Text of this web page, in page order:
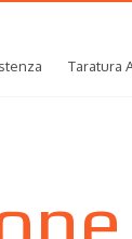
Taratura